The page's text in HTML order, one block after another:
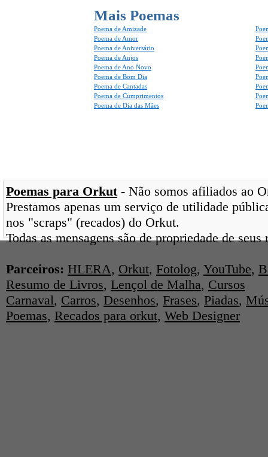
Mais Poemas
Poema de Amizade
Poema de Amor
Poema de Aniversário
Poema de Anjos
Poema de Ano Novo
Poema de Bom Dia
Poema de Cantadas
Poema de Cumprimentos
Poema de Dia das Mães
Poemas para Orkut- Não somos afiliados ao
Prestamos apenas um serviço de utilidade
nos "scraps" (recados) do Orkut.
Todas as mensagens são de propriedade de
Parceiros: HLERA, Orkut, Fotolog, YouTube,
Resumo de Livros, Lençol de Malha, Cursos
Carnaval, Carros, Desenhos, Frases, Piadas,
Poemas, Recados para orkut, Web Designer